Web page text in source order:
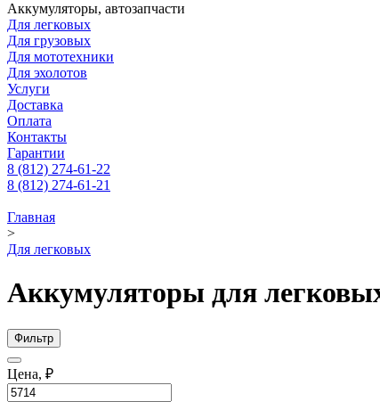
Аккумуляторы, автозапчасти
Для легковых
Для грузовых
Для мототехники
Для эхолотов
Услуги
Доставка
Оплата
Контакты
Гарантии
8 (812) 274-61-22
8 (812) 274-61-21
Главная
>
Для легковых
Аккумуляторы для
Фильтр
Цена, ₽